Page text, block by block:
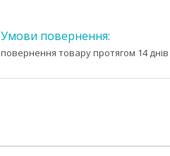
повернення товару протягом 14 днів